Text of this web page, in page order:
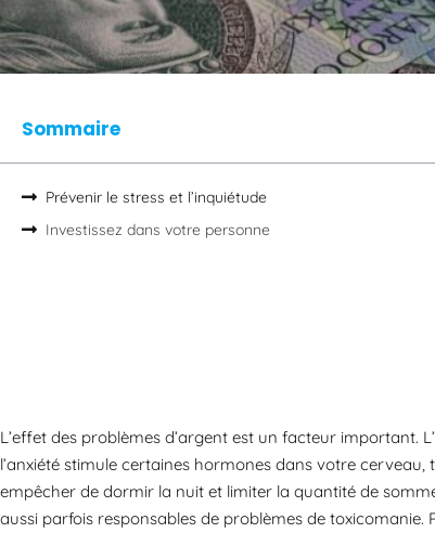
Sommaire
Prévenir le stress et l’inquiétude
Investissez dans votre personne
L’effet des problèmes d’argent est un facteur important.
l’anxiété stimule certaines hormones dans votre
empêcher de dormir la nuit et limiter la quantité de
aussi parfois responsables de problèmes de